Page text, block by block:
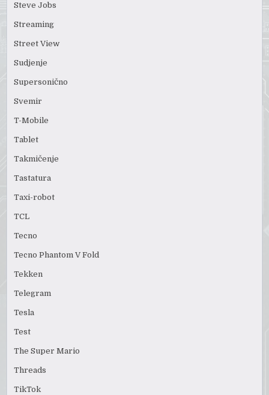
Steve Jobs
Streaming
Street View
Sudjenje
Supersonično
Svemir
T-Mobile
Tablet
Takmičenje
Tastatura
Taxi-robot
TCL
Tecno
Tecno Phantom V Fold
Tekken
Telegram
Tesla
Test
The Super Mario
Threads
TikTok